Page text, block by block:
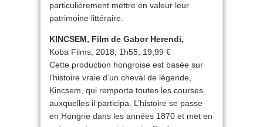
particulièrement mettre en valeur leur
patrimoine littéraire.
KINCSEM, Film de Gabor Herendi,
Koba Films, 2018, 1h55, 19,99 €
Cette production hongroise est basée sur
l’histoire vraie d’un cheval de légende,
Kincsem, qui remporta toutes les courses
auxquelles il participa. L’histoire se passe
en Hongrie dans les années 1870 et met en